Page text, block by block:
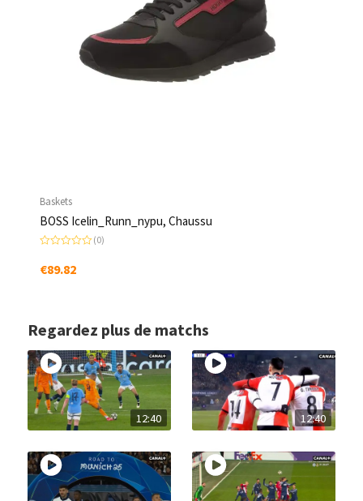
Baskets
BOSS Icelin_Runn_nypu, Chaussu
o
t
5
(0)
€89.82
Regardez plus de matchs
12:40 12:40